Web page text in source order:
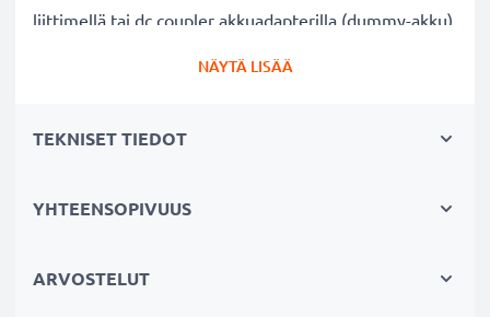
liittimellä tai dc coupler akkuadapterilla (dummy-akku),
✔ Jatkuva virransyöttö AC-verkkoadapterista
NÄYTÄ LISÄÄ
TEKNISET TIEDOT
YHTEENSOPIVUUS
ARVOSTELUT